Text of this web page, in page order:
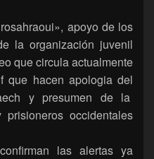
apoyo de los
la organización juvenil
que circula actualmente
que hacen apologia del
y presumen de la
occidentales
las alertas ya